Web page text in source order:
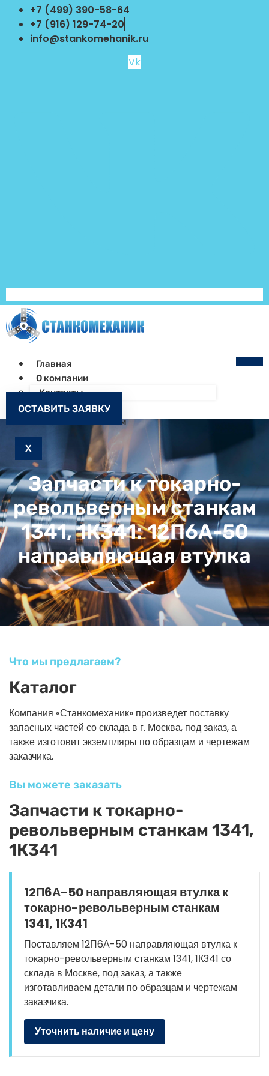
Перейти
содержимому
+7 (499) 390-58-64
+7 (916) 129-74-20
info@stankomehanik.ru
Vk
Главная
О компании
Контакты
Как заказать
Запчасти к станкам
X
ОСТАВИТЬ ЗАЯВКУ
Запчасти к токарно-
револьверным станкам
1341, 1К341: 12П6А-50
направляющая втулка
Что мы предлагаем?
Каталог
Компания «Станкомеханик» произведет поставку
запасных частей со склада в г. Москва, под заказ, а
также изготовит экземпляры по образцам и чертежам
заказчика.
Вы можете заказать
Запчасти к токарно-
револьверным станкам 1341,
1К341
12П6А-50 направляющая втулка к
токарно-револьверным станкам
1341, 1К341
Поставляем 12П6А-50 направляющая втулка к
токарно-револьверным станкам 1341, 1К341 со
склада в Москве, под заказ, а также
изготавливаем детали по образцам и чертежам
заказчика.
Уточнить наличие и цену